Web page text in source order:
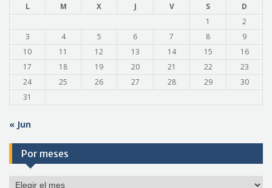
L M X J V S
D
1
2
3
4 5 6 7 8
9
10
11 12 13 14 15
16
17
18 19 20 21 22
23
24
25 26 27 28 29
30
31
« Jun
Por meses
Por